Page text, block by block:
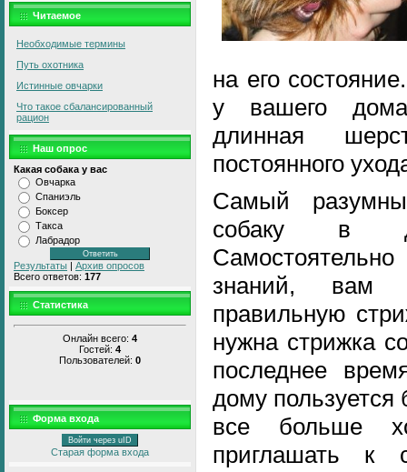
Читаемое
Необходимые термины
Путь охотника
Истинные овчарки
Что такое сбалансированный
рацион
Наш опрос
Какая собака у вас
Овчарка
Спаниэль
Боксер
Такса
Лабрадор
Результаты | Архив опросов
Всего ответов: 177
Статистика
Онлайн всего: 4
Гостей: 4
Пользователей: 0
Форма входа
Войти через uID
Старая форма входа
на его
у вашего
длинная
постоянного
Самый
собаку в
знаний, вам
правильную
нужна стрижка
последнее
дому
все больше
приглашать к